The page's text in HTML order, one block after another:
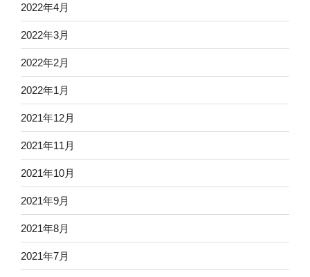
2022年4月
2022年3月
2022年2月
2022年1月
2021年12月
2021年11月
2021年10月
2021年9月
2021年8月
2021年7月